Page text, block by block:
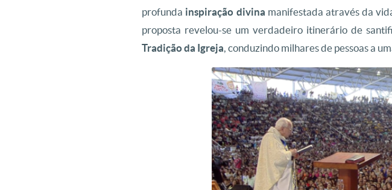
profunda inspiração divina manifestada através da
proposta revelou-se um verdadeiro itinerário de
Tradição da Igreja, conduzindo milhares de pessoas a